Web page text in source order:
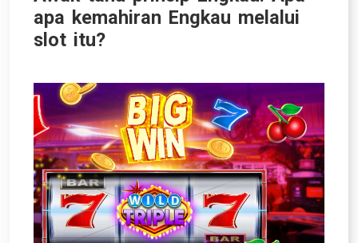
apa kemahiran Engkau melalui
slot itu?